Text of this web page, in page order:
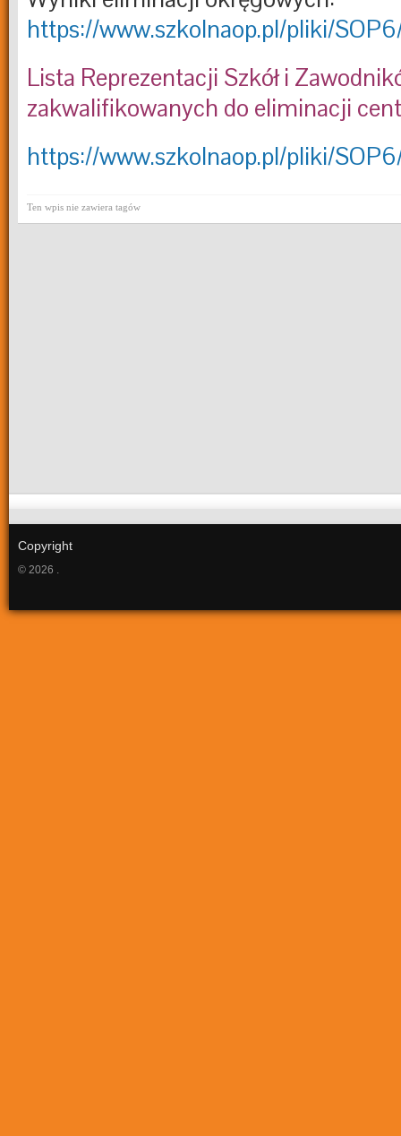
https://www.szkolnaop.pl/pliki/
Lista Reprezentacji Szkół i
zakwalifikowanych do eliminacji
https://www.szkolnaop.pl/pliki/
Ten wpis nie zawiera tagów
Copyright
© 2026 .